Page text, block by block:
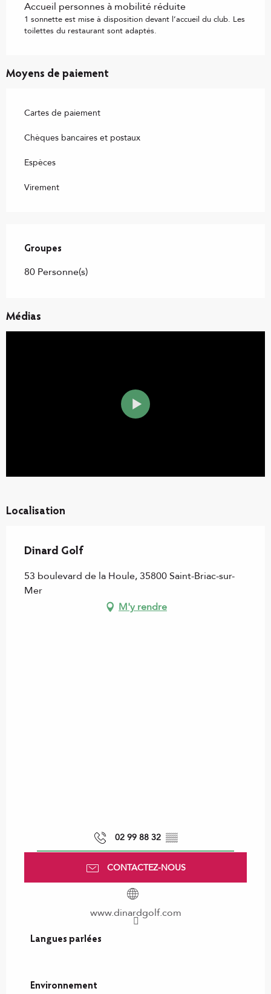
Accueil personnes à mobilité réduite
1 sonnette est mise à disposition devant l’accueil du club. Les
toilettes du restaurant sont adaptés.
Moyens de paiement
Cartes de paiement
Chèques bancaires et postaux
Espèces
Virement
Groupes
Groupes
80 Personne(s)
Médias
Localisation
Dinard Golf
53 boulevard de la Houle, 35800 Saint-Briac-sur-
Mer
M'y rendre
02 99 88 32 ▒▒
CONTACTEZ-NOUS
www.dinardgolf.com
Langues parlées
Langues parlées
Environnement
Environnement